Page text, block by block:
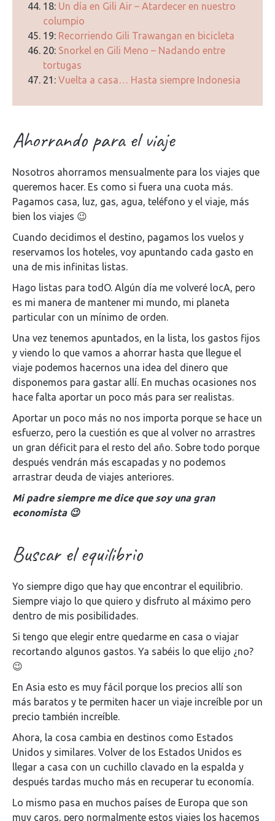
18: Un día en Gili Air – Atardecer en nuestro
columpio
19: Recorriendo Gili Trawangan en bicicleta
20: Snorkel en Gili Meno – Nadando entre
tortugas
21: Vuelta a casa… Hasta siempre Indonesia
Ahorrando para el viaje
Nosotros ahorramos mensualmente para los viajes que
queremos hacer. Es como si fuera una cuota más.
Pagamos casa, luz, gas, agua, teléfono y el viaje, más
bien los viajes 😉
Cuando decidimos el destino, pagamos los vuelos y
reservamos los hoteles, voy apuntando cada gasto en
una de mis infinitas listas.
Hago listas para todO. Algún día me volveré locA, pero
es mi manera de mantener mi mundo, mi planeta
particular con un mínimo de orden.
Una vez tenemos apuntados, en la lista, los gastos fijos
y viendo lo que vamos a ahorrar hasta que llegue el
viaje podemos hacernos una idea del dinero que
disponemos para gastar allí. En muchas ocasiones nos
hace falta aportar un poco más para ser realistas.
Aportar un poco más no nos importa porque se hace un
esfuerzo, pero la cuestión es que al volver no arrastres
un gran déficit para el resto del año. Sobre todo porque
después vendrán más escapadas y no podemos
arrastrar deuda de viajes anteriores.
Mi padre siempre me dice que soy una gran
economista 😉
Buscar el equilibrio
Yo siempre digo que hay que encontrar el equilibrio.
Siempre viajo lo que quiero y disfruto al máximo pero
dentro de mis posibilidades.
Si tengo que elegir entre quedarme en casa o viajar
recortando algunos gastos. Ya sabéis lo que elijo ¿no?
😉
En Asia esto es muy fácil porque los precios allí son
más baratos y te permiten hacer un viaje increíble por un
precio también increíble.
Ahora, la cosa cambia en destinos como Estados
Unidos y similares. Volver de los Estados Unidos es
llegar a casa con un cuchillo clavado en la espalda y
después tardas mucho más en recuperar tu economía.
Lo mismo pasa en muchos países de Europa que son
muy caros, pero normalmente estos viajes los hacemos